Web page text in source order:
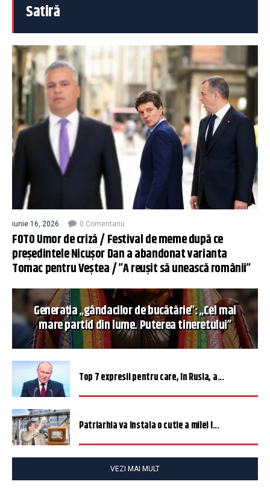
Satiră
iunie 16, 2026 0 Comentariu
FOTO Umor de criză / Festival de meme după ce
președintele Nicușor Dan a abandonat varianta
Tomac pentru Veștea / ”A reușit să unească românii”
Generația „gândacilor de bucătărie”: „Cel mai
mare partid din lume. Puterea tineretului”
Top 7 expresii pentru care, în Rusia, a...
Patriarhia va instala o cutie a milei î...
VEZI MAI MULT